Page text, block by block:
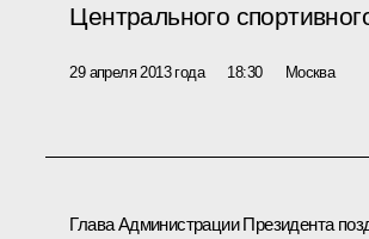
Центрального
29 апреля 2013 года 18:30 Москва
Глава Администрации Президента